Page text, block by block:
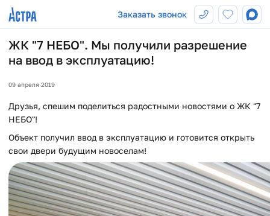
Заказать звонок
ЖК "7 НЕБО". Мы получили разрешение
на ввод в эксплуатацию!
09 апреля 2019
Друзья, спешим поделиться радостными новостями о ЖК "7
НЕБО"!
Объект получил ввод в эксплуатацию и готовится открыть
свои двери будущим новоселам!